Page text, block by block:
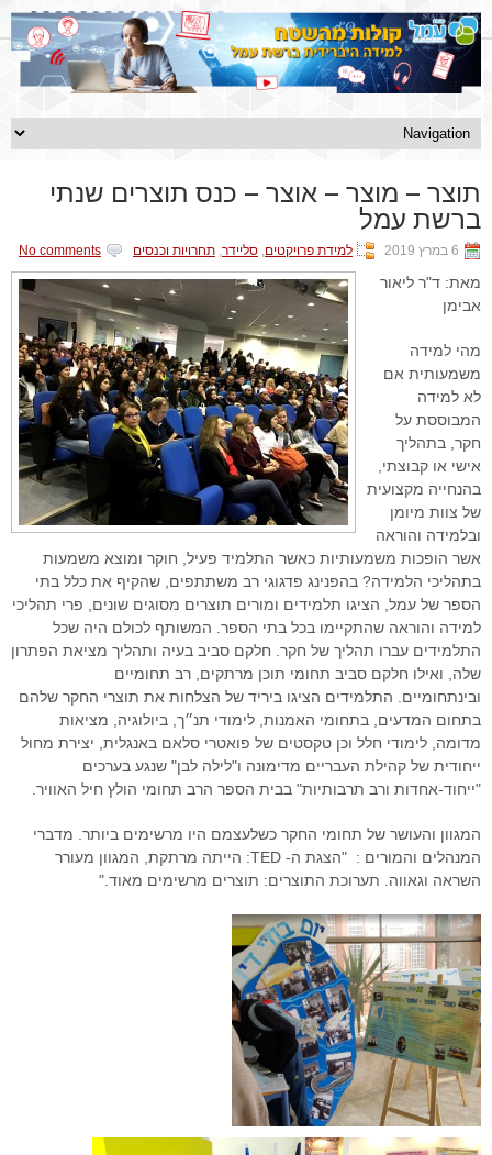
תוצר – מוצר – אוצר – כנס תוצרים שנתי
ברשת עמל
6 במרץ 2019 למידת פרויקטים, סליידר, תחרויות וכנסים No comments
מאת: ד"ר ליאור
אבימן
מהי למידה
משמעותית אם
לא למידה
המבוססת על
חקר, בתהליך
אישי או קבוצתי,
בהנחייה מקצועית
של צוות מיומן
ובלמידה והוראה
אשר הופכות משמעותיות כאשר התלמיד פעיל, חוקר ומוצא משמעות
בתהליכי הלמידה? בהפנינג פדגוגי רב משתתפים, שהקיף את כלל בתי
הספר של עמל, הציגו תלמידים ומורים תוצרים מסוגים שונים, פרי תהליכי
למידה והוראה שהתקיימו בכל בתי הספר. המשותף לכולם היה שכל
התלמידים עברו תהליך של חקר. חלקם סביב בעיה ותהליך מציאת הפתרון
שלה, ואילו חלקם סביב תחומי תוכן מרתקים, רב תחומיים
ובינתחומיים. התלמידים הציגו ביריד של הצלחות את תוצרי החקר שלהם
בתחום המדעים, בתחומי האמנות, לימודי תנ״ך, ביולוגיה, מציאות
מדומה, לימודי חלל וכן טקסטים של פואטרי סלאם באנגלית, יצירת מחול
ייחודית של קהילת העבריים מדימונה ו"לילה לבן" שנגע בערכים
"ייחוד-אחדות ורב תרבותיות" בבית הספר הרב תחומי הולץ חיל האוויר.
המגוון והעושר של תחומי החקר כשלעצמם היו מרשימים ביותר. מדברי
המנהלים והמורים : "הצגת ה-TED: הייתה מרתקת, המגוון מעורר
השראה וגאווה. תערוכת התוצרים: תוצרים מרשימים מאוד."